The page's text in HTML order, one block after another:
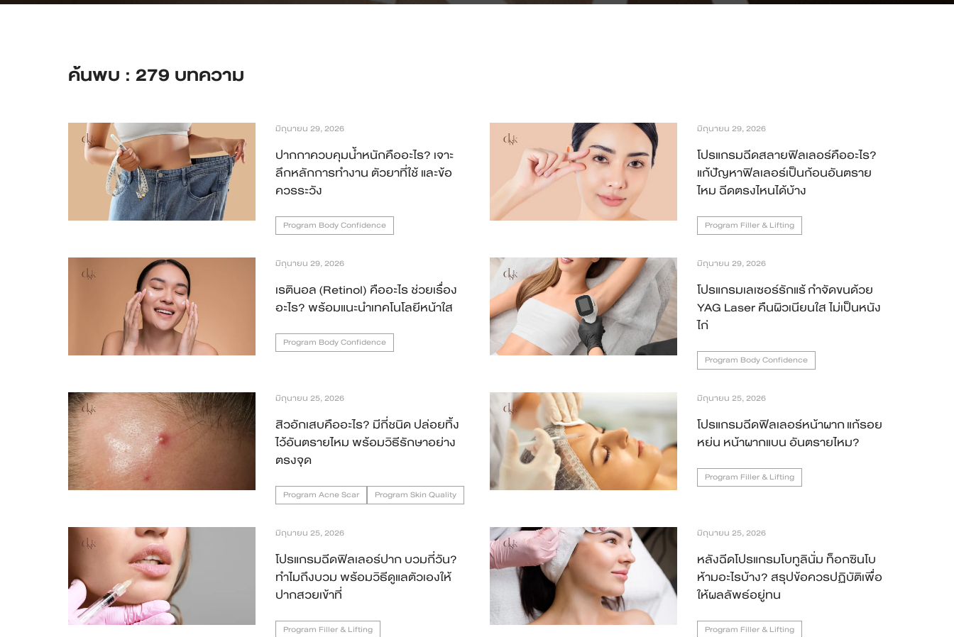
แพทย์ของเรา
Case Review
รายชื่อสาขา
สาขา Siam Paragon
สาขา MRT สุทธิสาร
สาขา บางนา
สาขา CDC
สาขา นครปฐม
ค้นพบ : 279 บทความ
มิถุนายน 29, 2026
ปากกาควบคุมน้ำหนักคืออะไร? เจาะ
ลึกหลักการทำงาน ตัวยาที่ใช้ และข้อ
ควรระวัง
Program Body Confidence
มิถุนายน 29, 2026
โปรแกรมฉีดสลายฟิลเลอร์คืออะไร?
แก้ปัญหาฟิลเลอร์เป็นก้อนอันตราย
ไหม ฉีดตรงไหนได้บ้าง
Program Filler & Lifting
มิถุนายน 29, 2026
เรตินอล (Retinol) คืออะไร ช่วยเรื่อง
อะไร? พร้อมแนะนำเทคโนโลยีหน้าใส
Program Body Confidence
มิถุนายน 29, 2026
โปรแกรมเลเซอร์รักแร้ กำจัดขนด้วย
YAG Laser คืนผิวเนียนใส ไม่เป็นหนัง
ไก่
Program Body Confidence
มิถุนายน 25, 2026
สิวอักเสบคืออะไร? มีกี่ชนิด ปล่อยทิ้ง
ไว้อันตรายไหม พร้อมวิธีรักษาอย่าง
ตรงจุด
Program Acne Scar Program Skin Quality
มิถุนายน 25, 2026
โปรแกรมฉีดฟิลเลอร์หน้าผาก แก้รอย
หย่น หน้าผากแบน อันตรายไหม?
Program Filler & Lifting
มิถุนายน 25, 2026
โปรแกรมฉีดฟิลเลอร์ปาก บวมกี่วัน?
ทำไมถึงบวม พร้อมวิธีดูแลตัวเองให้
ปากสวยเข้าที่
Program Filler & Lifting
มิถุนายน 25, 2026
หลังฉีดโปรแกรมโบทูลินั่ม ท็อกซินโบ
ห้ามอะไรบ้าง? สรุปข้อควรปฏิบัติเพื่อ
ให้ผลลัพธ์อยู่ทน
Program Filler & Lifting